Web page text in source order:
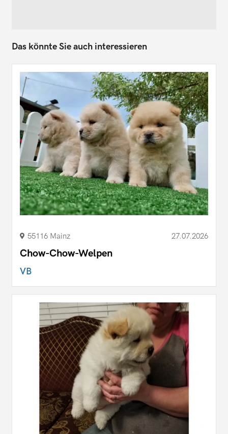
Das könnte Sie auch interessieren
55116 Mainz 27.07.2026
Chow-Chow-Welpen
VB